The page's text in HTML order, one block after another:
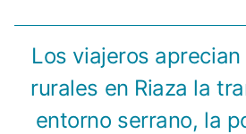
Los viajeros
rurales en Riaza la
entorno serrano, la